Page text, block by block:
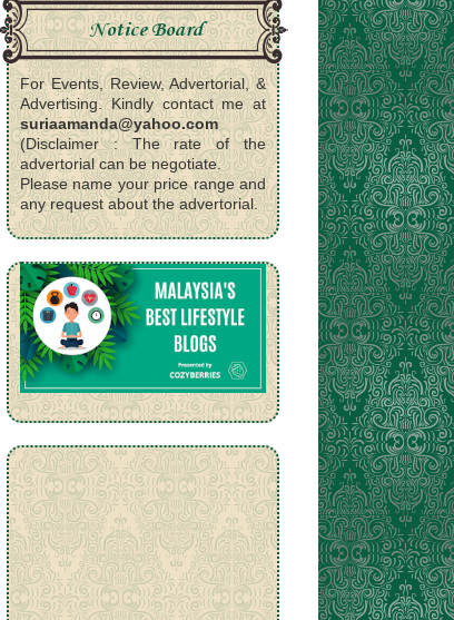
Notice Board
For Events, Review, Advertorial, &
Advertising. Kindly contact me at
suriaamanda@yahoo.com
(Disclaimer : The rate of the
advertorial can be negotiate.
Please name your price range and
any request about the advertorial.